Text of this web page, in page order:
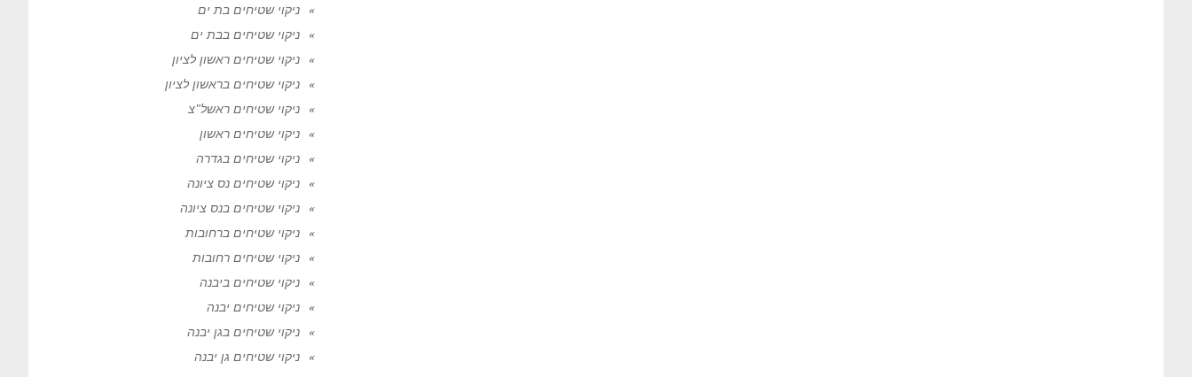
ניקוי שטיחים בת ים
ניקוי שטיחים בבת ים
ניקוי שטיחים ראשון לציון
ניקוי שטיחים בראשון לציון
ניקוי שטיחים ראשל"צ
ניקוי שטיחים ראשון
ניקוי שטיחים בגדרה
ניקוי שטיחים נס ציונה
ניקוי שטיחים בנס ציונה
ניקוי שטיחים ברחובות
ניקוי שטיחים רחובות
ניקוי שטיחים ביבנה
ניקוי שטיחים יבנה
ניקוי שטיחים בגן יבנה
ניקוי שטיחים גן יבנה